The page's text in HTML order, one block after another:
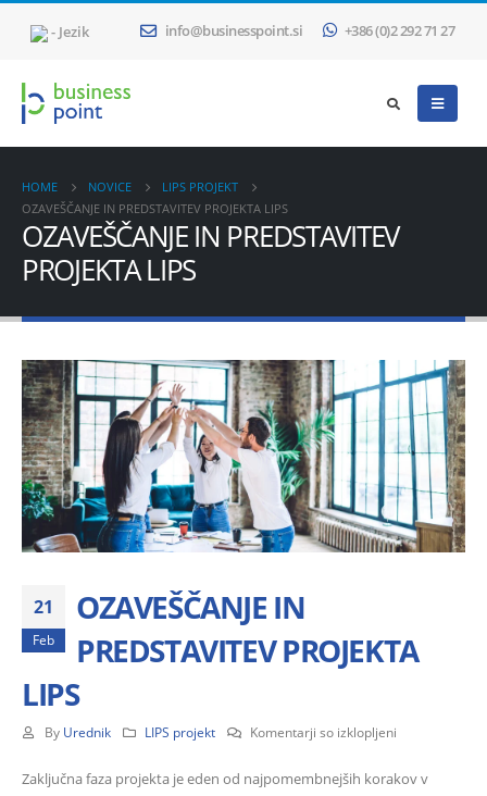
- Jezik info@businesspoint.si +386 (0)2 292 71 27
HOME NOVICE
LIPS PROJEKT
OZAVEŠČANJE IN PREDSTAVITEV PROJEKTA LIPS
OZAVEŠČANJE IN PREDSTAVITEV
PROJEKTA LIPS
21
Feb
OZAVEŠČANJE IN
PREDSTAVITEV PROJEKTA
LIPS
By Urednik LIPS projekt Komentarji so izklopljeni
IN
Zaključna faza projekta je eden od najpomembnejših korakov v